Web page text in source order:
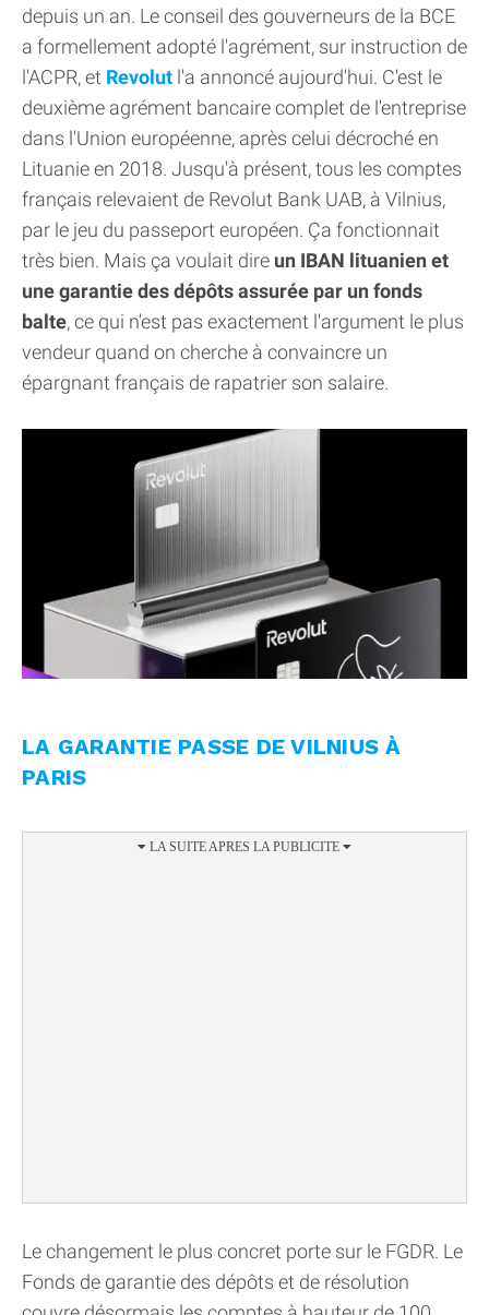
depuis un an. Le conseil des gouverneurs de la BCE
a formellement adopté l'agrément, sur instruction de
l'ACPR, et Revolut l'a annoncé aujourd'hui. C'est le
deuxième agrément bancaire complet de l'entreprise
dans l'Union européenne, après celui décroché en
Lituanie en 2018. Jusqu'à présent, tous les comptes
français relevaient de Revolut Bank UAB, à Vilnius,
par le jeu du passeport européen. Ça fonctionnait
très bien. Mais ça voulait dire un IBAN lituanien et
une garantie des dépôts assurée par un fonds
balte, ce qui n'est pas exactement l'argument le plus
vendeur quand on cherche à convaincre un
épargnant français de rapatrier son salaire.
LA GARANTIE PASSE DE VILNIUS À
PARIS
Le changement le plus concret porte sur le FGDR. Le
Fonds de garantie des dépôts et de résolution